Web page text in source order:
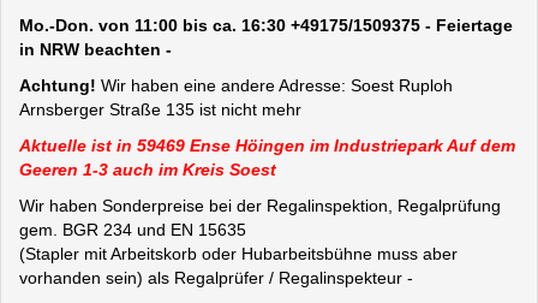
Mo.-Don. von 11:00 bis ca. 16:30 +49175/1509375 - Feiertage
in NRW beachten -
Achtung! Wir haben eine andere Adresse: Soest Ruploh
Arnsberger Straße 135 ist nicht mehr
Aktuelle ist in 59469 Ense Höingen im Industriepark Auf dem
Geeren 1-3 auch im Kreis Soest
Wir haben Sonderpreise bei der Regalinspektion, Regalprüfung
gem. BGR 234 und EN 15635
(Stapler mit Arbeitskorb oder Hubarbeitsbühne muss aber
vorhanden sein) als Regalprüfer / Regalinspekteur -